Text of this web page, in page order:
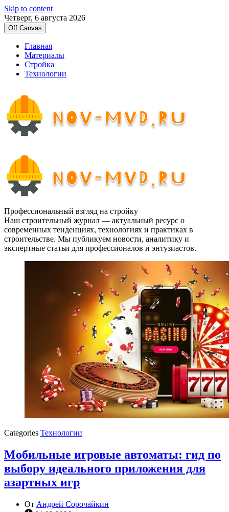
Skip to content
Четверг, 6 августа 2026
Off Canvas
Главная
Материалы
Стройка
Технологии
Профессиональный взгляд на стройку
Наш строительный журнал — актуальный ресурс о
современных тенденциях, технологиях и практиках в
строительстве. Мы публикуем новости, аналитику и
экспертные статьи для профессионалов и энтузиастов.
Categories Технологии
Мобильные игровые автоматы: гид по
выбору идеального приложения для
азартных игр
От Андрей Сорочайкин